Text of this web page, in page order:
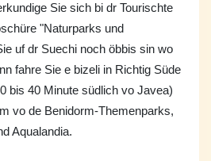
Sie sich bi dr Tourischte
"Naturparks und
uf dr Suechi noch öbbis sin wo
fahre Sie e bizeli in Richtig Süde
bis 40 Minute südlich vo Javea)
vo de Benidorm-Themenparks,
Aqualandia.